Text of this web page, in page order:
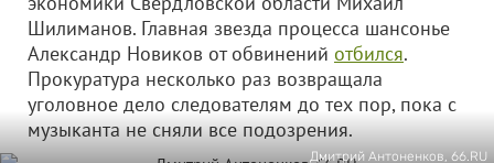
Шилиманов. Главная звезда процесса шансонье
Александр Новиков от обвинений отбился.
Прокуратура несколько раз возвращала
уголовное дело следователям до тех пор, пока с
музыканта не сняли все подозрения.
Дмитрий Антоненков, 66.RU